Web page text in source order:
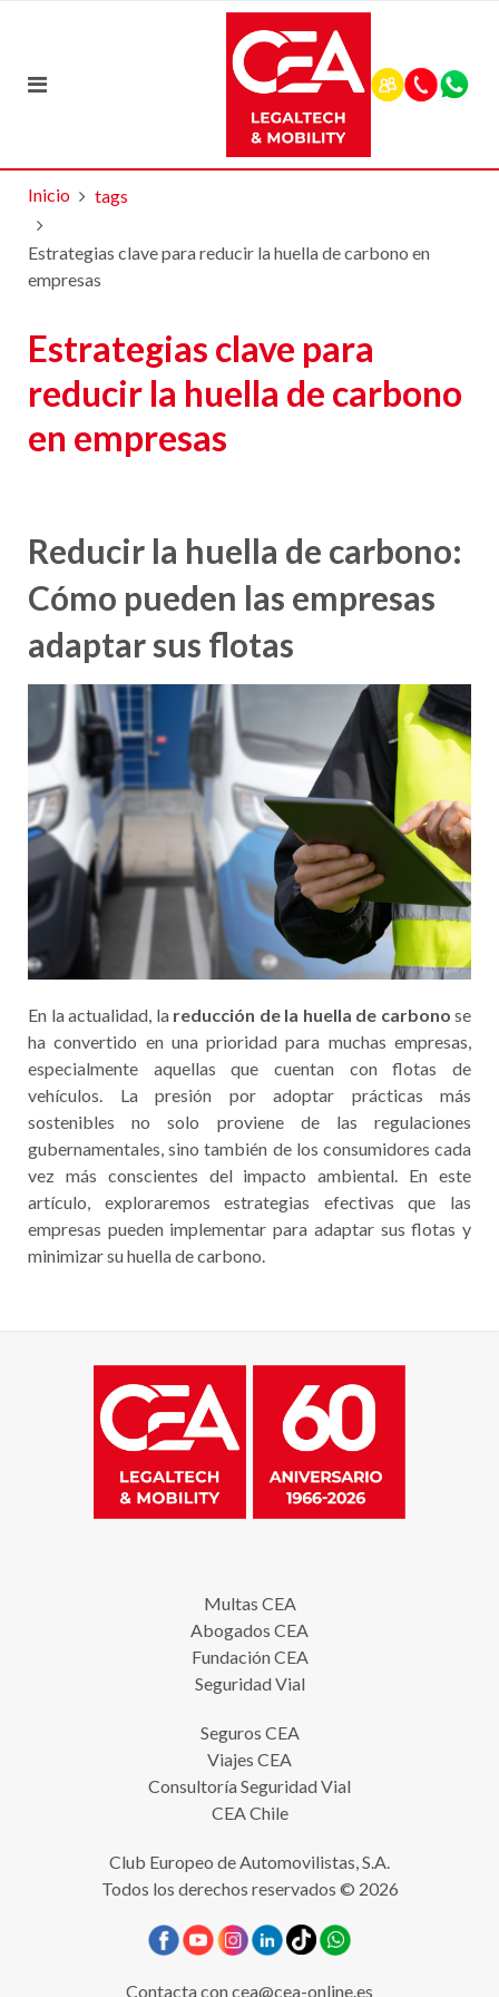
Inicio tags
Estrategias clave para reducir la huella de carbono en
empresas
Estrategias clave para
reducir la huella de carbono
en empresas
Reducir la huella de carbono:
Cómo pueden las empresas
adaptar sus flotas
En la actualidad, lareducción de la huella de carbono se
ha convertido en una prioridad para muchas empresas,
especialmente aquellas que cuentan con flotas de
vehículos. La presión por adoptar prácticas más
sostenibles no solo proviene de las regulaciones
gubernamentales, sino también de los consumidores cada
vez más conscientes del impacto ambiental. En este
artículo, exploraremos estrategias efectivas que las
empresas pueden implementar para adaptar sus flotas y
minimizar su huella de carbono.
Multas CEA
Abogados CEA
Fundación CEA
Seguridad Vial
Seguros CEA
Viajes CEA
Consultoría Seguridad Vial
CEA Chile
Club Europeo de Automovilistas, S.A.
Todos los derechos reservados © 2026
Contacta concea@cea-online.es